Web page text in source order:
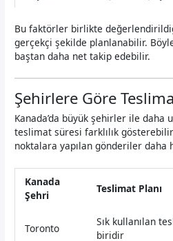
Bu faktörler birlikte
gerçekçi şekilde planlanabilir.
baştan daha net takip edebilir.
Şehirlere Göre
Kanada’da büyük şehirler ile daha
teslimat süresi farklılık
noktalara yapılan gönderiler daha
Kanada
Şehri
Teslimat Planı
Toronto
Sık kullanılan
biridir